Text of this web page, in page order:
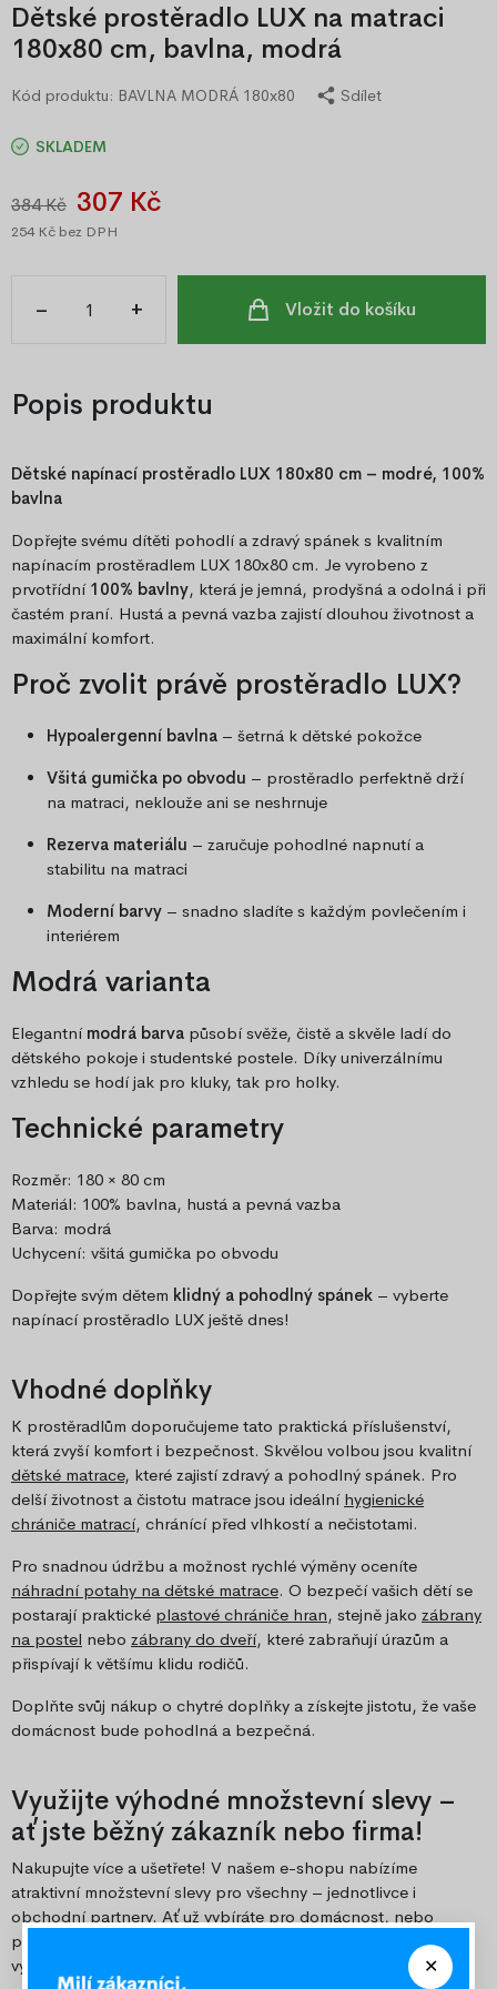
Dětské prostěradlo LUX na matraci
180x80 cm, bavlna, modrá
Kód produktu: BAVLNA MODRÁ 180x80 Sdílet
SKLADEM
384 Kč 307 Kč
254 Kč bez DPH
– + Vložit do košíku
Popis produktu
Dětské napínací prostěradlo LUX 180x80 cm – modré, 100%
bavlna
Dopřejte svému dítěti pohodlí a zdravý spánek s kvalitním
napínacím prostěradlem LUX 180x80 cm. Je vyrobeno z
prvotřídní 100% bavlny, která je jemná, prodyšná a odolná i při
častém praní. Hustá a pevná vazba zajistí dlouhou životnost a
maximální komfort.
Proč zvolit právě prostěradlo LUX?
Hypoalergenní bavlna – šetrná k dětské pokožce
Všitá gumička po obvodu – prostěradlo perfektně drží
na matraci, neklouže ani se neshrnuje
Rezerva materiálu – zaručuje pohodlné napnutí a
stabilitu na matraci
Moderní barvy – snadno sladíte s každým povlečením i
interiérem
Modrá varianta
Elegantní modrá barva působí svěže, čistě a skvěle ladí do
dětského pokoje i studentské postele. Díky univerzálnímu
vzhledu se hodí jak pro kluky, tak pro holky.
Technické parametry
Rozměr: 180 × 80 cm
Materiál: 100% bavlna, hustá a pevná vazba
Barva: modrá
Uchycení: všitá gumička po obvodu
Dopřejte svým dětem klidný a pohodlný spánek – vyberte
napínací prostěradlo LUX ještě dnes!
Vhodné doplňky
K prostěradlům doporučujeme tato praktická příslušenství,
která zvyší komfort i bezpečnost. Skvělou volbou jsou kvalitní
dětské matrace, které zajistí zdravý a pohodlný spánek. Pro
delší životnost a čistotu matrace jsou ideální hygienické
chrániče matrací, chránící před vlhkostí a nečistotami.
Pro snadnou údržbu a možnost rychlé výměny oceníte
náhradní potahy na dětské matrace. O bezpečí vašich dětí se
postarají praktické plastové chrániče hran, stejně jako zábrany
na postel nebo zábrany do dveří, které zabraňují úrazům a
přispívají k většímu klidu rodičů.
Doplňte svůj nákup o chytré doplňky a získejte jistotu, že vaše
domácnost bude pohodlná a bezpečná.
Využijte výhodné množstevní slevy –
ať jste běžný zákazník nebo firma!
Nakupujte více a ušetřete! V našem e-shopu nabízíme
atraktivní množstevní slevy pro všechny – jednotlivce i
obchodní partnery. Ať už vybíráte pro domácnost, nebo
potřebujete zásobit svůj obchod či firmu, máme pro vás
výhodné ceny při větších odběrech.